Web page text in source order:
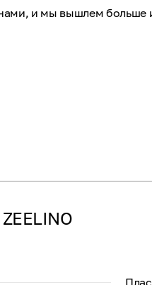
и мы вышлем больше